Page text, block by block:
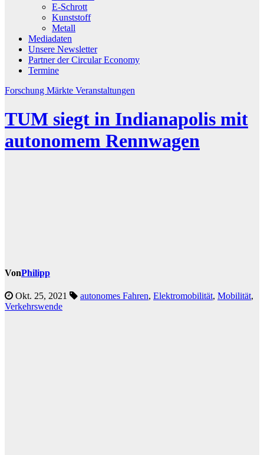
E-Schrott
Kunststoff
Metall
Mediadaten
Unsere Newsletter
Partner der Circular Economy
Termine
Forschung Märkte Veranstaltungen
TUM siegt in Indianapolis mit
autonomem Rennwagen
VonPhilipp
Okt. 25, 2021 autonomes Fahren, Elektromobilität, Mobilität,
Verkehrswende